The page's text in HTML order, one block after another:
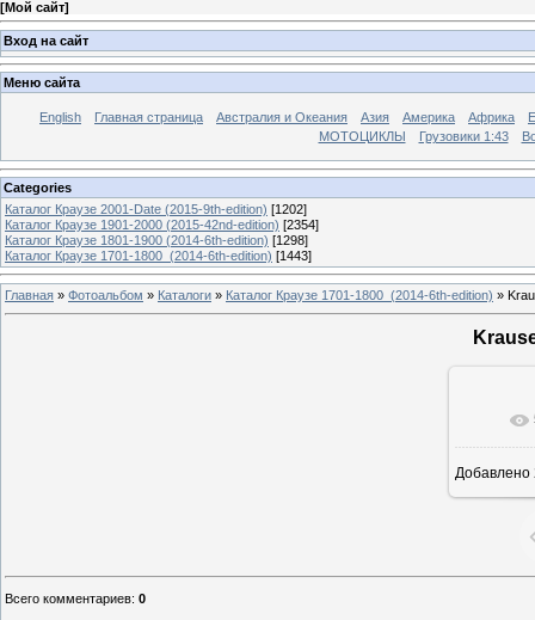
[Мой сайт]
Вход на сайт
Меню сайта
English Главная страница Австралия и Океания Азия Америка Африка
МОТОЦИКЛЫ
Грузовики 1:43
Categories
Каталог Краузе 2001-Date (2015-9th-edition) [1202]
Каталог Краузе 1901-2000 (2015-42nd-edition) [2354]
Каталог Краузе 1801-1900 (2014-6th-edition) [1298]
Каталог Краузе 1701-1800_(2014-6th-edition) [1443]
Главная » Фотоальбом » Каталоги » Каталог Краузе 1701-1800_(2014-6th-edition) »
Добавлено
Всего комментариев: 0